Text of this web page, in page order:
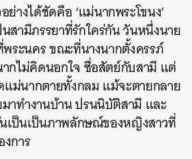
ย่างได้ชัดคือ ‘แม่นากพระโขนง’
สามีภรรยาที่รักใคร่กัน วันหนึ่งนาย
พระนคร ขณะที่นางนากตั้งครรภ์
กไม่คิดนอกใจ ซื่อสัตย์กับสามี แต่
ม่นากตายทั้งกลม แม้จะตายกลาย
าทำงานบ้าน ปรนนิบัติสามี และ
เป็นเป็นภาพลักษณ์ของหญิงสาวที่
การ